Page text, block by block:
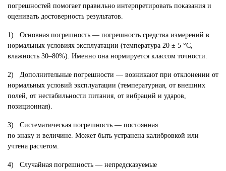
погрешностей помогает правильно интерпретировать показания и
оценивать достоверность результатов.
1) Основная погрешность — погрешность средства измерений в
нормальных условиях эксплуатации (температура 20 ± 5 °C,
влажность 30–80%). Именно она нормируется классом точности.
2) Дополнительные погрешности — возникают при отклонении от
нормальных условий эксплуатации (температурная, от внешних
полей, от нестабильности питания, от вибраций и ударов,
позиционная).
3) Систематическая погрешность — постоянная
по знаку и величине. Может быть устранена калибровкой или
учтена расчетом.
4) Случайная погрешность — непредсказуемые